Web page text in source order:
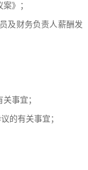
》；
及财务负责人薪酬发
关事宜；
的有关事宜；